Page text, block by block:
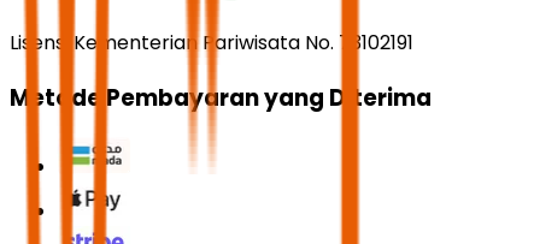
Lisensi Kementerian Pariwisata No. 73102191
Metode Pembayaran yang Diterima